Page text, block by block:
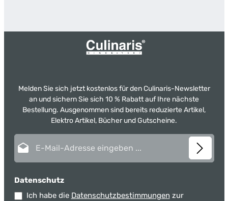
Melden Sie sich jetzt kostenlos für den Culinaris-Newsletter
an und sichern Sie sich 10 % Rabatt auf Ihre nächste
Bestellung. Ausgenommen sind bereits reduzierte Artikel,
Elektro Artikel, Bücher und Gutscheine.
Datenschutz
Ich habe die Datenschutzbestimmungen zur